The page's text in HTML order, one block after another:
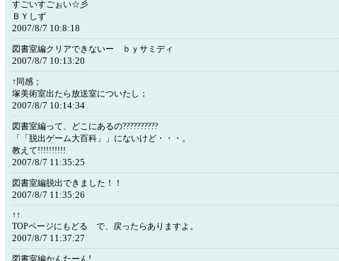
すごいすごぉい☆彡
ＢＹしず
2007/8/7 10:8:18
図書室編クリアできないー ｂｙサミディ
2007/8/7 10:13:20
↑同感；
塚美術室出たら放送室についたし；
2007/8/7 10:14:34
図書室編って、どこにあるの??????????
「「脱出ゲーム大百科」」にないけど・・・。
教えて!!!!!!!!!!
2007/8/7 11:35:25
図書室編脱出できました！！
2007/8/7 11:35:26
↑↑
TOPページにもどる で、戻ったらありますよ。
2007/8/7 11:37:27
図書室編かんたーん!